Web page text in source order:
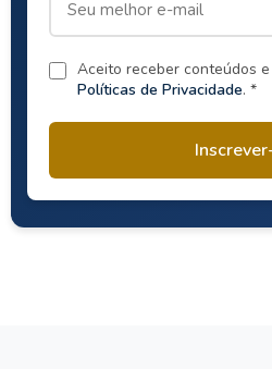
Aceito receber conteúdos
Políticas de Privacidade. *